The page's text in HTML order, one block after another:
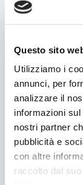
Questo sito
Utilizziamo i
annunci, per
analizzare il
informazioni
nostri partner
pubblicità e
con altre
raccolto dal
Accettazione
Acconsento al
Invia